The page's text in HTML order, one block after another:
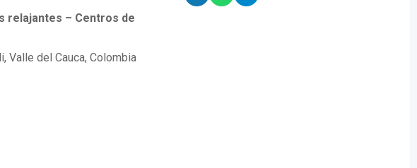
relajantes – Centros de
Valle del Cauca, Colombia